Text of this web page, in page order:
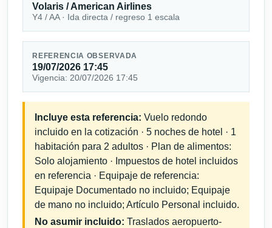
Volaris / American Airlines
Y4 / AA · Ida directa / regreso 1 escala
REFERENCIA OBSERVADA
19/07/2026 17:45
Vigencia: 20/07/2026 17:45
Incluye esta referencia: Vuelo redondo
incluido en la cotización · 5 noches de hotel · 1
habitación para 2 adultos · Plan de alimentos:
Solo alojamiento · Impuestos de hotel incluidos
en referencia · Equipaje de referencia:
Equipaje Documentado no incluido; Equipaje
de mano no incluido; Artículo Personal incluido.
No asumir incluido: Traslados aeropuerto-